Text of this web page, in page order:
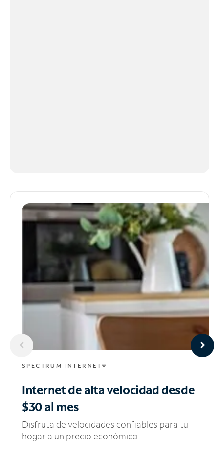
SPECTRUM INTERNET®
Internet de alta velocidaddesde
$30 al mes
Disfruta de velocidades confiables para tu
hogar a un precio económico.